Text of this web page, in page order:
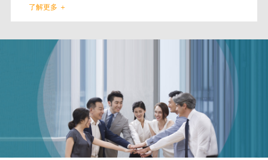
了解更多 ＋